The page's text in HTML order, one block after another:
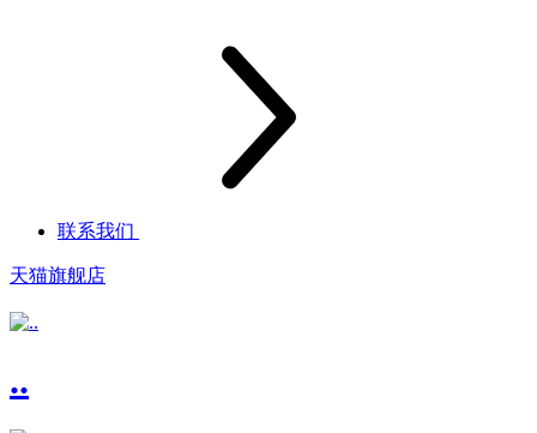
联系我们
天猫旗舰店
..